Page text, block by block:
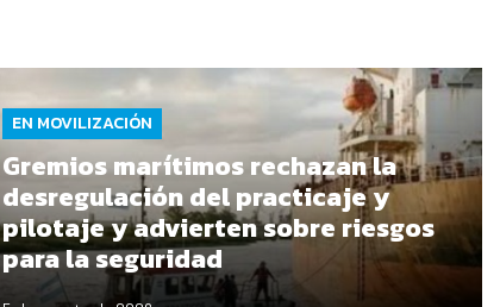
EN MOVILIZACIÓN
Gremios marítimos rechazan la
desregulación del practicaje y
pilotaje y advierten sobre riesgos
para la seguridad